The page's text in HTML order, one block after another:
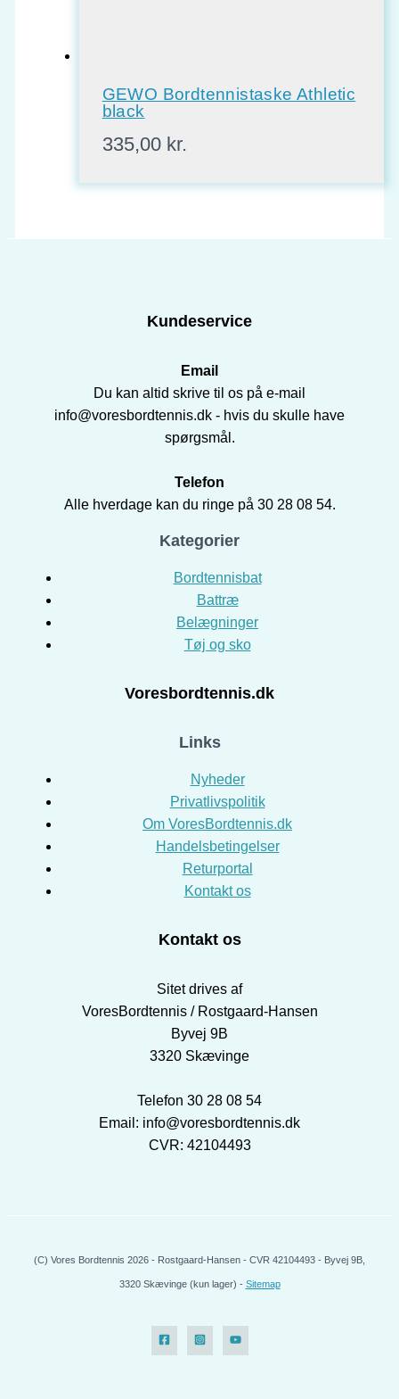
GEWO Bordtennistaske Athletic
black
335,00 kr.
Kundeservice
Email
Du kan altid skrive til os på e-mail
info@voresbordtennis.dk - hvis du skulle have
spørgsmål.
Telefon
Alle hverdage kan du ringe på 30 28 08 54.
Kategorier
Bordtennisbat
Battræ
Belægninger
Tøj og sko
Voresbordtennis.dk
Links
Nyheder
Privatlivspolitik
Om VoresBordtennis.dk
Handelsbetingelser
Returportal
Kontakt os
Kontakt os
Sitet drives af
VoresBordtennis / Rostgaard-Hansen
Byvej 9B
3320 Skævinge
Telefon 30 28 08 54
Email: info@voresbordtennis.dk
CVR: 42104493
(C) Vores Bordtennis 2026 - Rostgaard-Hansen - CVR 42104493 - Byvej 9B,
3320 Skævinge (kun lager) - Sitemap